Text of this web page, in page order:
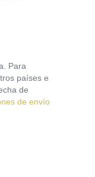
Para
países e
de
de envío